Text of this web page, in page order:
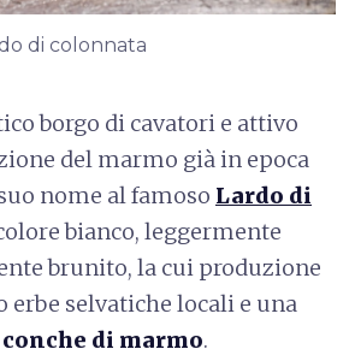
di colonnata
borgo di cavatori e attivo
del marmo già in epoca
nome al famoso Lardo di
bianco, leggermente
brunito, la cui produzione
selvatiche locali e una
conche di marmo.